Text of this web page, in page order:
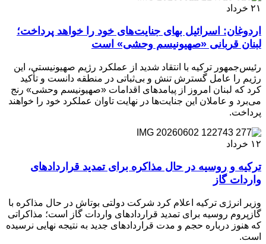
۲۱ خرداد
اردوغان: اسرائیل بهای جنایت‌های خود را خواهد پرداخت؛
لبنان قربانی «صهیونیسم وحشی» است
رئیس‌جمهور ترکیه با انتقاد شدید از عملکرد رژیم صهیونیستی، این
رژیم را عامل گسترش تنش و بی‌ثباتی در منطقه دانست و تأکید
کرد که لبنان امروز از پیامدهای اقدامات «صهیونیسم وحشی» رنج
می‌برد و عاملان این جنایت‌ها در نهایت تاوان عملکرد خود را خواهند
پرداخت.
۱۲ خرداد
ترکیه و روسیه در حال مذاکره برای تمدید قراردادهای
واردات گاز
وزیر انرژی ترکیه اعلام کرد شرکت دولتی بوتاش در حال مذاکره با
گازپروم روسیه برای تمدید قراردادهای واردات گاز است؛ مذاکراتی
که هنوز درباره حجم و مدت قراردادهای جدید به نتیجه نهایی نرسیده
است.